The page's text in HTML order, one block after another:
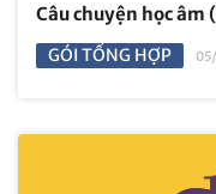
Câu chuyện học âm
GÓI TỔNG HỢP